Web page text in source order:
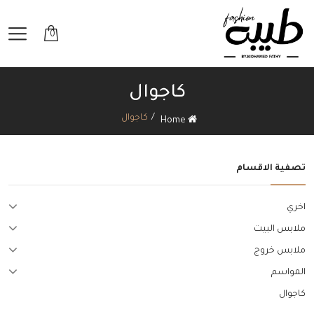
0
كاجوال
كاجوال
تصفية الاقسام
اخري
ملابس البيت
ملابس خروج
المواسم
كاجوال